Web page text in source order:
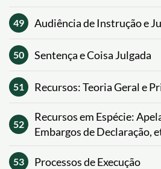
49 Audiência de Instrução e
50 Sentença e Coisa Julgada
51 Recursos: Teoria Geral e
52
Recursos em Espécie:
Embargos de Declaração,
53 Processos de Execução